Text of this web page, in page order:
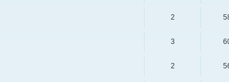
2
3
2